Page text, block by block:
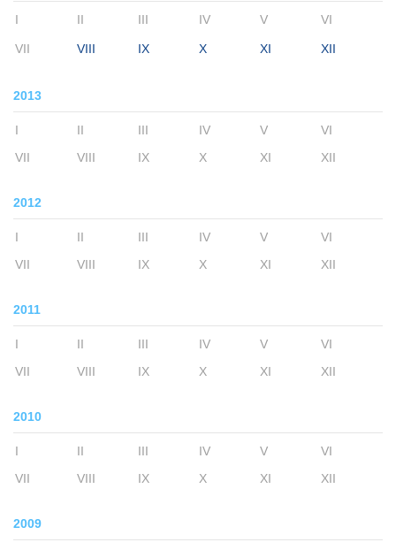
I II III IV V VI
VII VIII IX X XI XII
2013
I II III IV V
VI
VII
VIII IX X XI XII
2012
I II III IV V
VI
VII
VIII IX X XI XII
2011
I II III IV V
VI
VII
VIII IX X XI XII
2010
I II III IV V
VI
VII
VIII IX X XI XII
2009